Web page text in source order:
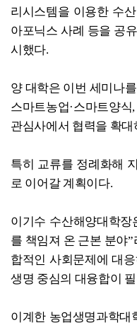
리시스템을 이용한 수
아포닉스 사례 등을 공
시했다.
양 대학은 이번 세미나
스마트농업·스마트양
관심사에서 협력을 확대
특히 교류를 정례화해
로 이어갈 계획이다.
이기수 수산해양대학장
를 책임져 온 근본 분야
합적인 사회문제에 대
생명 중심의 대융합이
이계한 농업생명과학대